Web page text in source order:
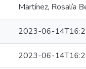
Martínez, Rosalía
2023-06-
2023-06-